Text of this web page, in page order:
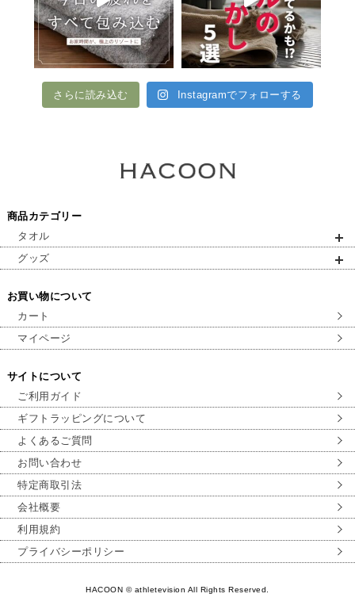
さらに読み込む Instagramでフォローする
商品カテゴリー
タオル
グッズ
お買い物について
カート
マイページ
サイトについて
ご利用ガイド
ギフトラッピングについて
よくあるご質問
お問い合わせ
特定商取引法
会社概要
利用規約
プライバシーポリシー
HACOON © athletevision All Rights Reserved.